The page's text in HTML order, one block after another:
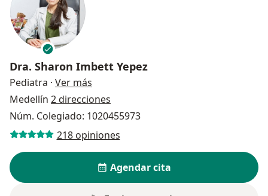
Dra. Sharon Imbett Yepez
Pediatra · Ver más
Medellín 2 direcciones
Núm. Colegiado: 1020455973
218 opiniones
Agendar cita